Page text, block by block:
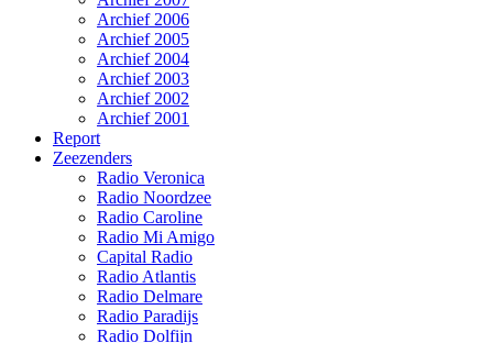
Archief 2006
Archief 2005
Archief 2004
Archief 2003
Archief 2002
Archief 2001
Report
Zeezenders
Radio Veronica
Radio Noordzee
Radio Caroline
Radio Mi Amigo
Capital Radio
Radio Atlantis
Radio Delmare
Radio Paradijs
Radio Dolfijn